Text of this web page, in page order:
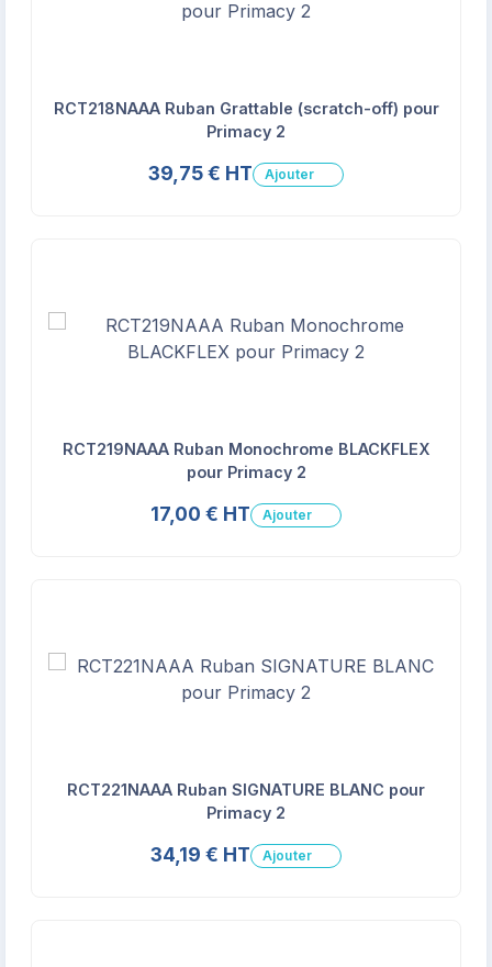
RCT218NAAA Ruban Grattable (scratch-off) pour
Primacy 2
39,75 € HT Ajouter
RCT219NAAA Ruban Monochrome BLACKFLEX
pour Primacy 2
17,00 € HT Ajouter
RCT221NAAA Ruban SIGNATURE BLANC pour
Primacy 2
34,19 € HT Ajouter